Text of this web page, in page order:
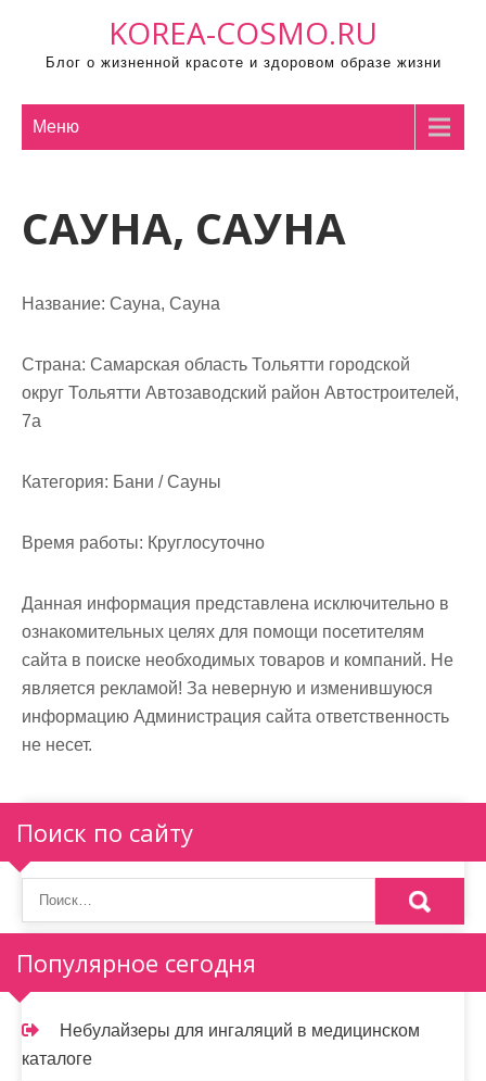
KOREA-COSMO.RU
Блог о жизненной красоте и здоровом образе жизни
Меню
САУНА, САУНА
Название: Сауна, Сауна
Страна: Самарская область Тольятти городской
округ Тольятти Автозаводский район Автостроителей,
7а
Категория: Бани / Сауны
Время работы: Круглосуточно
Данная информация представлена исключительно в
ознакомительных целях для помощи посетителям
сайта в поиске необходимых товаров и компаний. Не
является рекламой! За неверную и изменившуюся
информацию Администрация сайта ответственность
не несет.
Поиск по сайту
Популярное сегодня
Небулайзеры для ингаляций в медицинском
каталоге